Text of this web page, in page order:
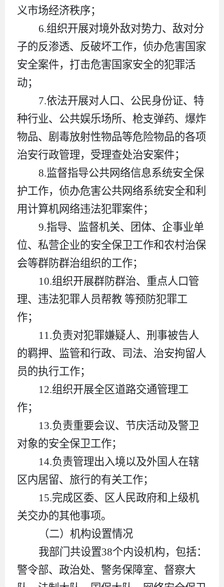
义市场经济秩序；
6.组织开展对境外敌对势力、敌对分
子的反渗透、反破坏工作，侦办危害国家
安全案件，打击危害国家安全的犯罪活
动；
7.依法开展对人口、公民身份证、特
种行业、公共娱乐场所、枪支弹药、爆炸
物品、剧毒放射性物品等危险物品的各项
治安行政管理，受理查处治安案件；
8.监督指导公共网络信息系统安全保
护工作，侦办危害公共网络系统安全和利
用计算机网络违法犯罪案件；
9.指导、监督机关、团体、企事业单
位、私营企业的安全保卫工作和农村治保
会等群防群治组织的工作；
10.组织开展群防群治、重点人口管
理、违法犯罪人员帮教 等预防犯罪工
作；
11.负责对犯罪嫌疑人、刑事被告人
的羁押、监管和行政、司法、治安拘留人
员的执行工作；
12.组织开展全区道路交通管理工
作；
13.负责重要会议、节庆活动及警卫
对象的安全保卫工作；
14.负责管理出入境以及外国人在辖
区内居留、旅行的有关工作；
15.完成区委、区人民政府和上级机
关交办的其他事项。
（二）机构设置情况
我部门共设置38个内设机构，包括：
警令部、政治处、警务保障室、督察大